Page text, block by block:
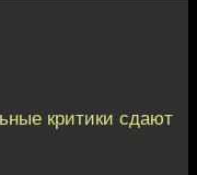
критики сдают